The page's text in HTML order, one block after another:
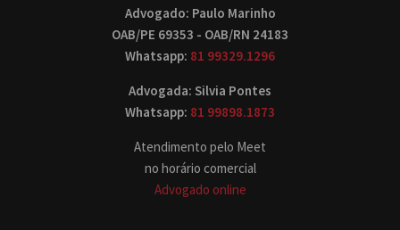
Advogado: Paulo Marinho
OAB/PE 69353 - OAB/RN 24183
Whatsapp: 81 99329.1296
Advogada: Silvia Pontes
Whatsapp: 81 99898.1873
Atendimento pelo Meet
no horário comercial
Advogado online